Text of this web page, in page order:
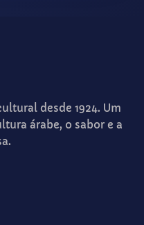
desde 1924. Um
árabe, o sabor e a